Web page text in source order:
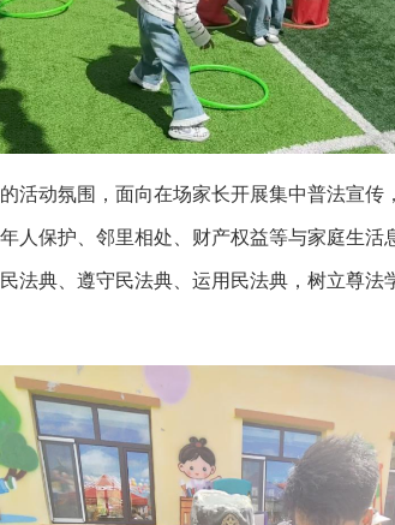
氛围，面向在场家长开展集中普法宣传
人保护、邻里相处、财产权益等与家庭生
法典、遵守民法典、运用民法典，树立尊